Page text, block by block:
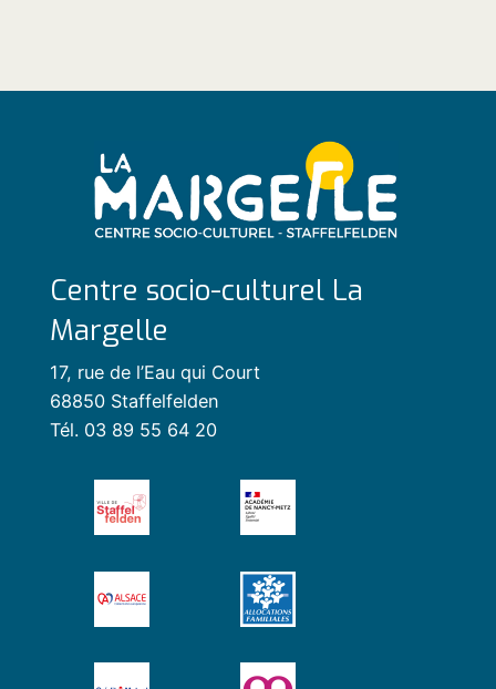
Centre socio-culturel La
Margelle
17, rue de l’Eau qui Court
68850 Staffelfelden
Tél. 03 89 55 64 20